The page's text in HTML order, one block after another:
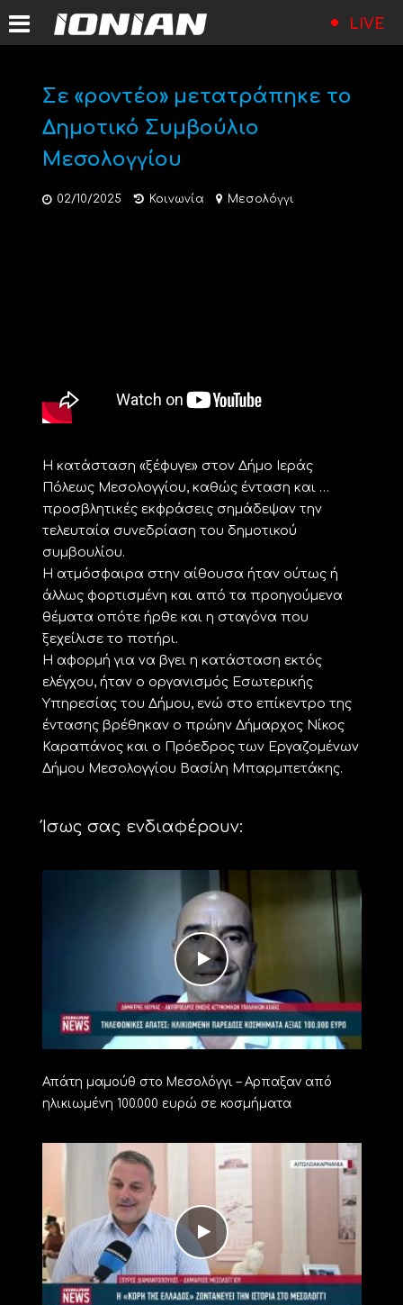
LIVE
Σε «ροντέο» μετατράπηκε το
Δημοτικό Συμβούλιο
Μεσολογγίου
02/10/2025 Κοινωνία Μεσολόγγι
Η κατάσταση «ξέφυγε» στον Δήμο Ιεράς
Πόλεως Μεσολογγίου, καθώς ένταση και …
προσβλητικές εκφράσεις σημάδεψαν την
τελευταία συνεδρίαση του δημοτικού
συμβουλίου.
Η ατμόσφαιρα στην αίθουσα ήταν ούτως ή
άλλως φορτισμένη και από τα προηγούμενα
θέματα οπότε ήρθε και η σταγόνα που
ξεχείλισε το ποτήρι.
Η αφορμή για να βγει η κατάσταση εκτός
ελέγχου, ήταν ο οργανισμός Εσωτερικής
Υπηρεσίας του Δήμου, ενώ στο επίκεντρο της
έντασης βρέθηκαν ο πρώην Δήμαρχος Νίκος
Καραπάνος και ο Πρόεδρος των Εργαζομένων
Δήμου Μεσολογγίου Βασίλη Μπαρμπετάκης.
Ίσως σας ενδιαφέρουν:
Απάτη μαμούθ στο Μεσολόγγι – Αρπαξαν από
ηλικιωμένη 100.000 ευρώ σε κοσμήματα